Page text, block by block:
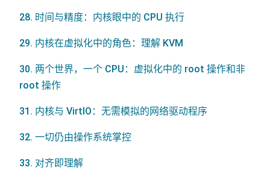
28. 时间与精度：内核眼中的 CPU 执行
29. 内核在虚拟化中的角色：理解 KVM
30. 两个世界，一个 CPU：虚拟化中的 root 操作和非
root 操作
31. 内核与 VirtIO：无需模拟的网络驱动程序
32. 一切仍由操作系统掌控
33. 对齐即理解